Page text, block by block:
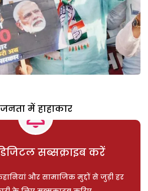
में हाहाकार
सब्सक्राइब करें
और सामाजिक मुद्दों से जुड़ी हर